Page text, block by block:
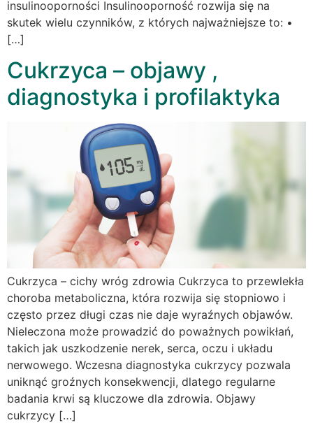
insulinooporności Insulinooporność rozwija się na
skutek wielu czynników, z których najważniejsze to: •
[…]
Cukrzyca – objawy ,
diagnostyka i profilaktyka
Cukrzyca – cichy wróg zdrowia Cukrzyca to przewlekła
choroba metaboliczna, która rozwija się stopniowo i
często przez długi czas nie daje wyraźnych objawów.
Nieleczona może prowadzić do poważnych powikłań,
takich jak uszkodzenie nerek, serca, oczu i układu
nerwowego. Wczesna diagnostyka cukrzycy pozwala
uniknąć groźnych konsekwencji, dlatego regularne
badania krwi są kluczowe dla zdrowia. Objawy
cukrzycy […]